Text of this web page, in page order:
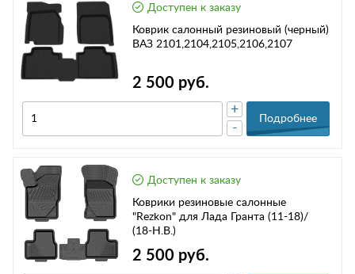
Доступен к заказу
Коврик салонный резиновый (черный)
ВАЗ 2101,2104,2105,2106,2107
2 500 руб.
-
+
Подробнее
Доступен к заказу
Коврики резиновые салонные
"Rezkon" для Лада Гранта (11-18)/
(18-Н.В.)
2 500 руб.